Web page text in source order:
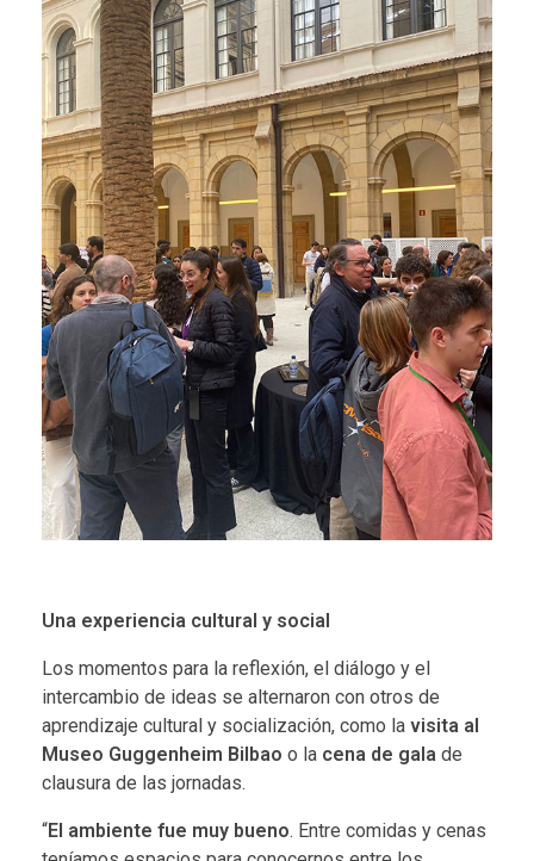
Una experiencia cultural y social
Los momentos para la reflexión, el diálogo y el
intercambio de ideas se alternaron con otros de
aprendizaje cultural y socialización, como la visita al
Museo Guggenheim Bilbao o la cena de gala de
clausura de las jornadas.
“El ambiente fue muy bueno. Entre comidas y cenas